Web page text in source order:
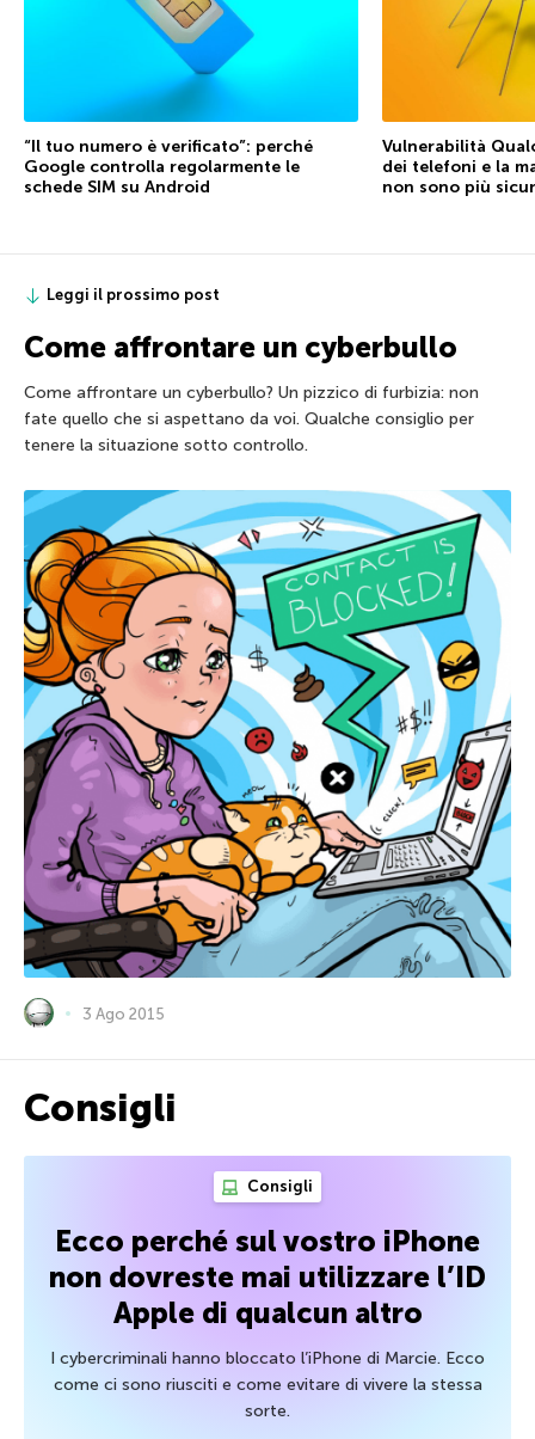
“Il tuo numero è verificato”: perché
Google controlla regolarmente le
schede SIM su Android
Vulnerabilità
dei telefoni e la
non sono più
Leggi il prossimo post
Come affrontare un cyberbullo
Come affrontare un cyberbullo? Un pizzico di furbizia: non
fate quello che si aspettano da voi. Qualche consiglio per
tenere la situazione sotto controllo.
3 Ago 2015
Consigli
Consigli
Ecco perché sul vostro iPhone
non dovreste mai utilizzare l’ID
Apple di qualcun altro
I cybercriminali hanno bloccato l’iPhone di Marcie. Ecco
come ci sono riusciti e come evitare di vivere la stessa
sorte.